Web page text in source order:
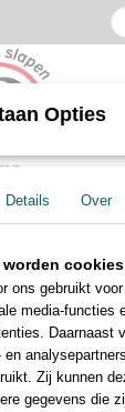
>
Opties
Details Over
worden
ons gebruikt
media-functies
Daarnaast
en
Zij kunnen
gegevens die